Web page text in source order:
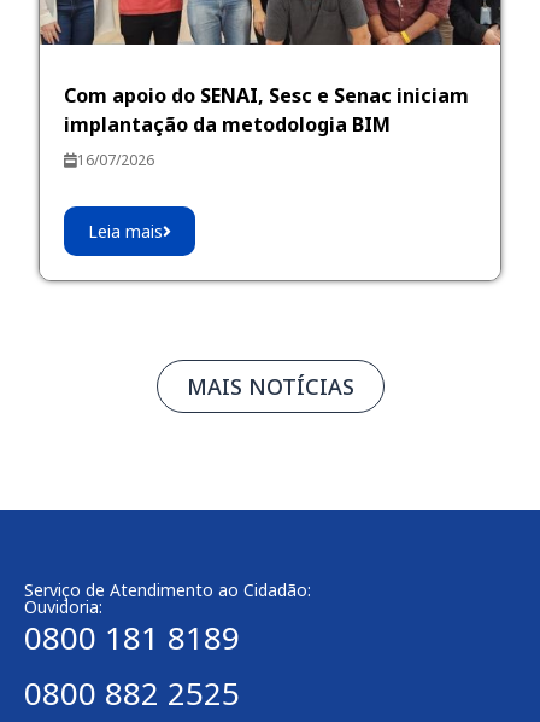
Com apoio do SENAI, Sesc e Senac iniciam
implantação da metodologia BIM
16/07/2026
Leia mais
MAIS NOTÍCIAS
Serviço de Atendimento ao Cidadão:
Ouvidoria:
0800 181 8189
0800 882 2525